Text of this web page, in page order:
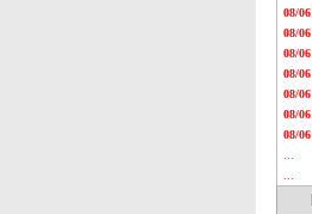
08/06
08/06
08/06
08/06
08/06
08/06
08/06